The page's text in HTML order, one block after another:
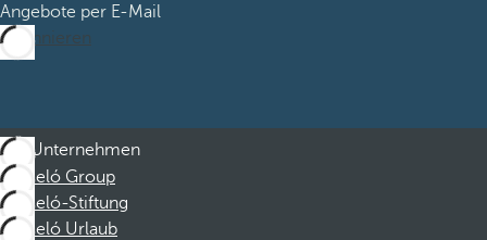
Angebote per E-Mail
Abonnieren
Unternehmen
Barceló Group
Barceló-Stiftung
Barceló Urlaub